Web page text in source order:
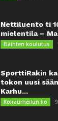
Nettiluento ti
mielentila –
Eläinten koulutus
SporttiRakin
tokon uusi
Karhu...
Koiraurheilun ilo